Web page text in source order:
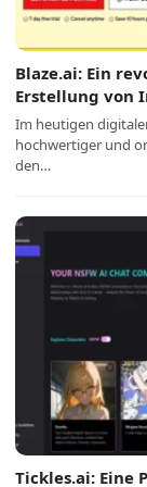
Blaze.ai: Ein
Erstellung von
Im heutigen
hochwertiger und
den…
Tickles.ai: